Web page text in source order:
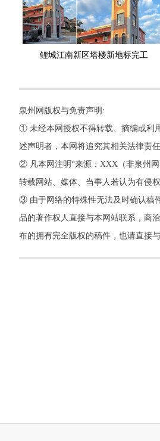
鲤城江南新区塔楼新地标完工
泉州网版权与免责声明:
① 未经本网授权不得转载、摘编或利
述声明者，本网将追究其相关法律责
② 凡本网注明“来源：XXX（非泉州
转载网站、媒体、当事人若认为有侵
③ 由于网络的特殊性无法及时确认稿
品的著作权人直接与本网站联系，商
布的拥有完全版权的稿件，也请直接与